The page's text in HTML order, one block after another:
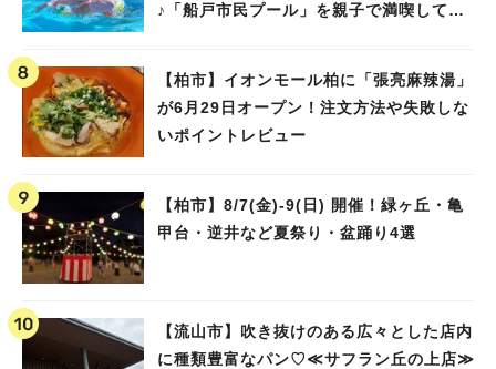
♪「船戸市民プール」を親子で満喫してき
【柏市】イオンモール柏に「張亮麻辣湯」
が6月29日オープン！注文方法や失敗しな
いポイントレビュー
【柏市】8/7(金)‐9(日) 開催！緑ヶ丘・亀
甲台・逆井など夏祭り・盆踊り4選
【流山市】吹き抜けのある広々とした店内
に種類豊富なパン♡≪サフラン丘の上店≫